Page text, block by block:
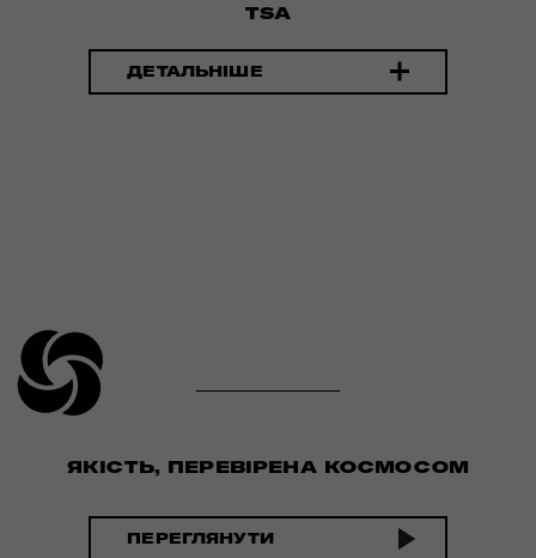
TSA
ДЕТАЛЬНІШЕ
ЯКІСТЬ, ПЕРЕВІРЕНА КОСМОСОМ
ПЕРЕГЛЯНУТИ